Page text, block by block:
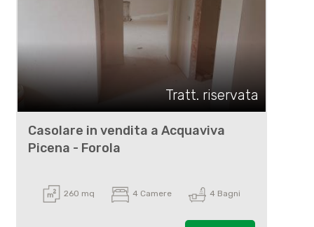
Tratt. riservata
Casolare in vendita a Acquaviva
Picena - Forola
260 mq 4 Camere 4 Bagni